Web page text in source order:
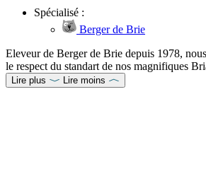
Spécialisé :
Berger de Brie
Eleveur de Berger de Brie depuis 1978,
le respect du standart de nos magnifiques
Lire plus Lire moins